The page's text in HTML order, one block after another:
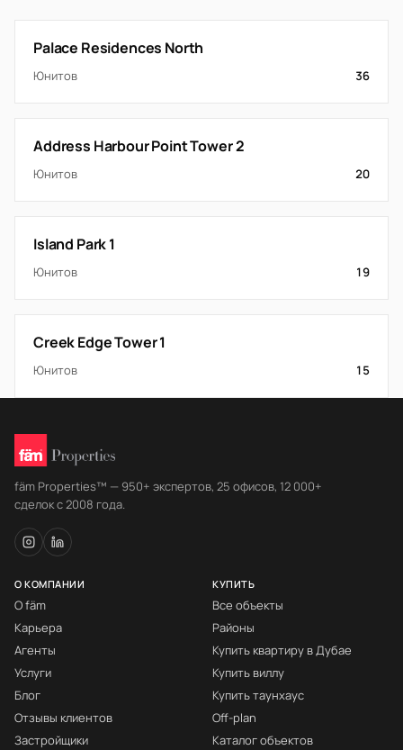
Palace Residences North
Юнитов 36
Address Harbour Point Tower 2
Юнитов 20
Island Park 1
Юнитов 19
Creek Edge Tower 1
Юнитов 15
fäm Properties™ — 950+ экспертов, 25 офисов, 12 000+
сделок с 2008 года.
О КОМПАНИИ
О fäm
Карьера
Агенты
Услуги
Блог
Отзывы клиентов
Застройщики
КУПИТЬ
Все объекты
Районы
Купить квартиру в Дубае
Купить виллу
Купить таунхаус
Off-plan
Каталог объектов